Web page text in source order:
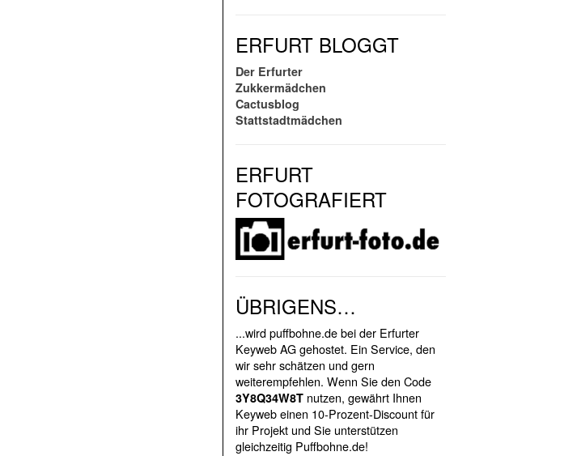
ERFURT BLOGGT
Der Erfurter
Zukkermädchen
Cactusblog
Stattstadtmädchen
ERFURT
FOTOGRAFIERT
ÜBRIGENS…
...wird puffbohne.de bei der Erfurter
Keyweb AG gehostet. Ein Service, den
wir sehr schätzen und gern
weiterempfehlen. Wenn Sie den Code
3Y8Q34W8T nutzen, gewährt Ihnen
Keyweb einen 10-Prozent-Discount für
ihr Projekt und Sie unterstützen
gleichzeitig Puffbohne.de!